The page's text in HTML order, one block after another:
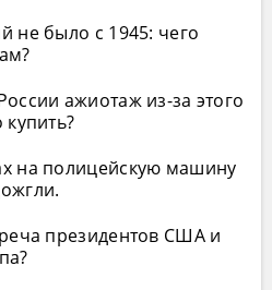
не было с 1945: чего
ажиотаж из-за этого
купить?
на полицейскую машину
президентов США и